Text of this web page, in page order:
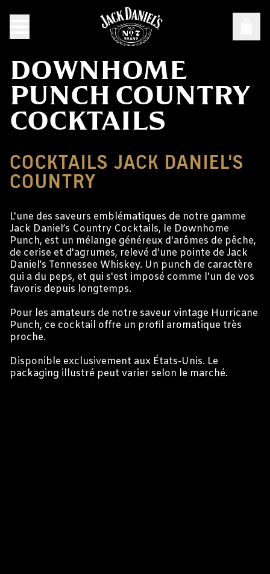
DOWNHOME
PUNCH COUNTRY
COCKTAILS
COCKTAILS JACK DANIEL'S
COUNTRY
L'une des saveurs emblématiques de notre gamme
Jack Daniel’s Country Cocktails, le Downhome
Punch, est un mélange généreux d'arômes de pêche,
de cerise et d'agrumes, relevé d'une pointe de Jack
Daniel’s Tennessee Whiskey. Un punch de caractère
qui a du peps, et qui s'est imposé comme l'un de vos
favoris depuis longtemps.
Pour les amateurs de notre saveur vintage Hurricane
Punch, ce cocktail offre un profil aromatique très
proche.
Disponible exclusivement aux États-Unis. Le
packaging illustré peut varier selon le marché.